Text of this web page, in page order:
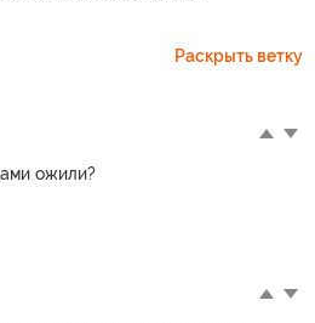
Раскрыть ветку
ожили?